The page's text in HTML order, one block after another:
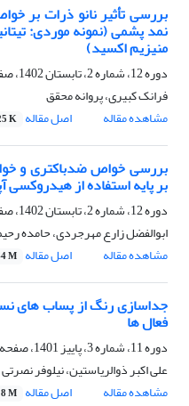
بررسی تأثیر نانو ذرات بر
نمد پشمی (نمونه موردی:
منیزیم اکسید)
دوره 12، شماره 2، تابستان 1402، صفحه
فرانک کبیری، پروانه محقق
مشاهده مقاله
اصل مقاله K
بررسی خواص ضدباکتری و
بر پایه استفاده از هیدروکسی
دوره 12، شماره 2، تابستان 1402، صفحه
ابوالفضل زارع مهرجردی، حامده
مشاهده مقاله
اصل مقاله M
جداسازی رنگ از پساب های
فعال ها
دوره 11، شماره 3، پاییز 1401، صفحه
علی اکبر ذوالریاستین، نیلوفر نصرتی
مشاهده مقاله
اصل مقاله M